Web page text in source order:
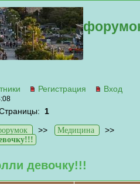
Регистрация Вход
1
>> Медицина >>
девочку!!!